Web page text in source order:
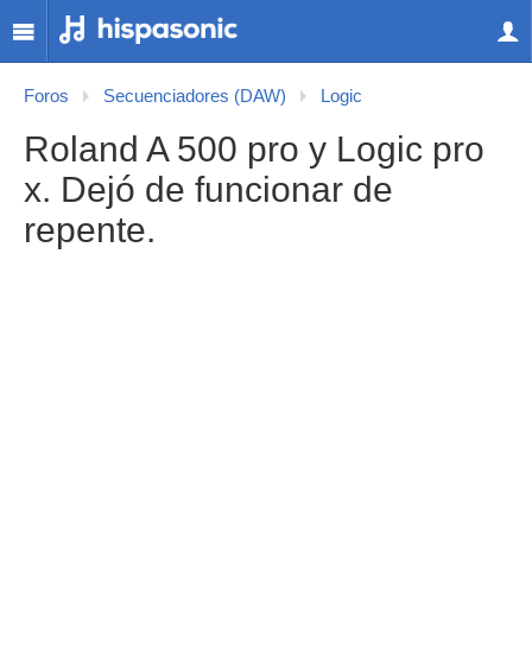
Foros Secuenciadores (DAW) Logic
Roland A 500 pro y Logic pro
x. Dejó de funcionar de
repente.